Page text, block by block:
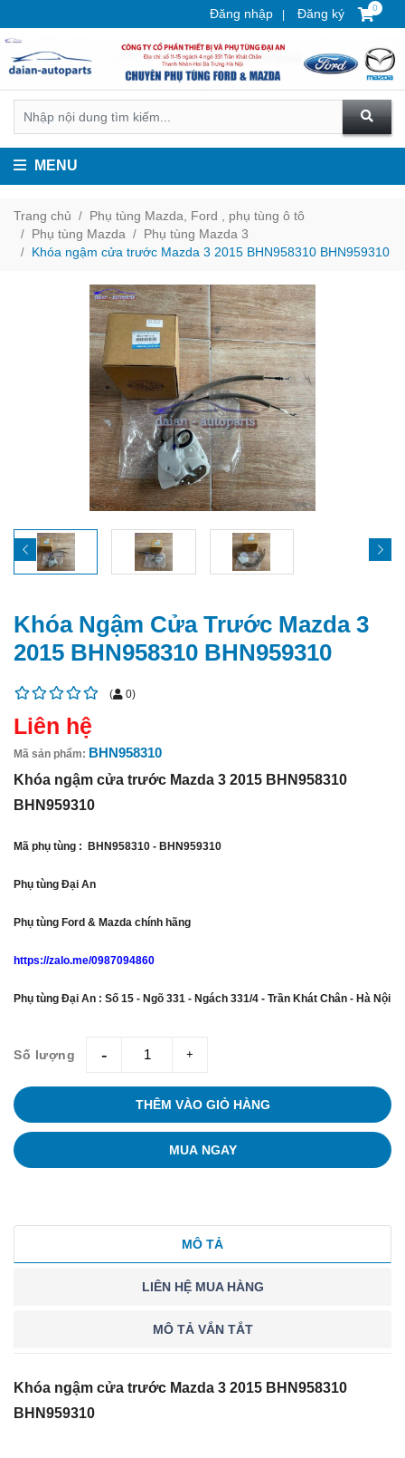
Đăng nhập Đăng ký 0
MENU
Trang chủ
Phụ tùng Mazda, Ford , phụ tùng ô tô
Phụ tùng Mazda
Phụ tùng Mazda 3
Khóa ngậm cửa trước Mazda 3 2015 BHN958310 BHN959310
Khóa Ngậm Cửa Trước Mazda 3
2015 BHN958310 BHN959310
( 0)
Liên hệ
Mã sản phẩm: BHN958310
Khóa ngậm cửa trước Mazda 3 2015 BHN958310
BHN959310
Mã phụ tùng : BHN958310 - BHN959310
Phụ tùng Đại An
Phụ tùng Ford & Mazda chính hãng
https://zalo.me/0987094860
Phụ tùng Đại An : Số 15 - Ngõ 331 - Ngách 331/4 - Trần Khát Chân - Hà Nội
Số lượng giam tang
THÊM VÀO GIỎ HÀNG
MUA NGAY
MÔ TẢ
LIÊN HỆ MUA HÀNG
MÔ TẢ VẮN TẮT
Khóa ngậm cửa trước Mazda 3 2015 BHN958310
BHN959310